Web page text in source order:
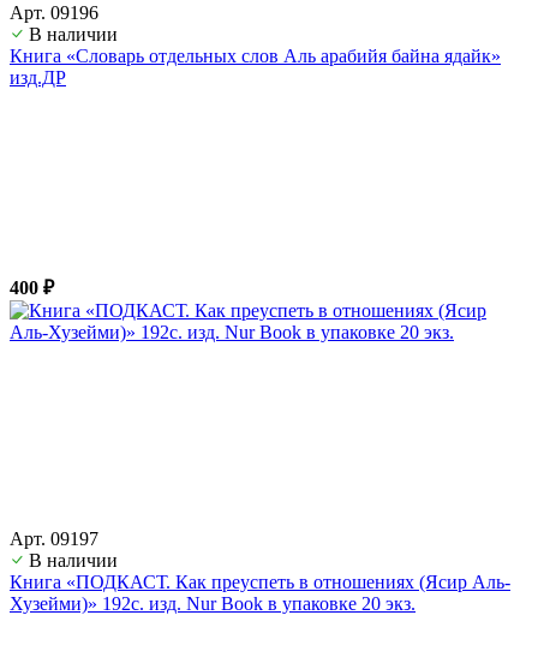
Арт. 09196
В наличии
Книга «Словарь отдельных слов Аль арабийя байна ядайк»
изд.ДР
400 ₽
Арт. 09197
В наличии
Книга «ПОДКАСТ. Как преуспеть в отношениях (Ясир Аль-
Хузейми)» 192с. изд. Nur Book в упаковке 20 экз.